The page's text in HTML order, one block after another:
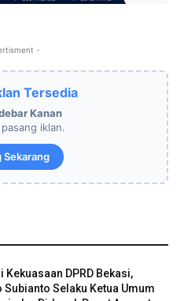
-
Tersedia
Kanan
iklan.
Sekarang
Kekuasaan DPRD Bekasi,
Subianto Selaku Ketua Umum